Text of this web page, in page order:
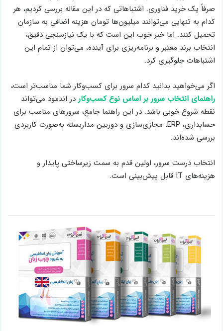
صرفاً یک خرید فناوری. اشتباهاتی که در این مقاله بررسی کردیم، هر
کدام به تنهایی می‌توانند میلیون‌ها تومان هزینه اضافی به سازمان
تحمیل کنند. اما خبر خوب این است که با یک نیازسنجی دقیق،
انتخاب برند معتبر و برنامه‌ریزی برای آینده، می‌توان از تمام این
اشتباهات جلوگیری کرد.
اگر می‌خواهید بدانید کدام سرور برای کسب‌وکار شما مناسب‌تر است،
راهنمای انتخاب سرور بر اساس نوع کسب‌وکاردر اندمود می‌تواند
نقطه شروع خوبی باشد. در این راهنما جامع، سرورهای مناسب برای
حسابداری، ERP، مجازی‌سازی و دوربین مداربسته به‌صورت کاربردی
بررسی شده‌اند.
انتخاب درست سرور، اولین قدم به سمت زیرساختی پایدار و
هزینه‌های IT قابل پیش‌بینی است.